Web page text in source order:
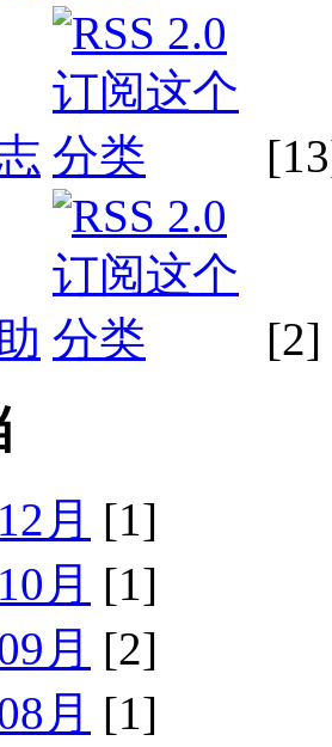
[2]
月 [1]
月 [1]
月 [2]
月 [1]